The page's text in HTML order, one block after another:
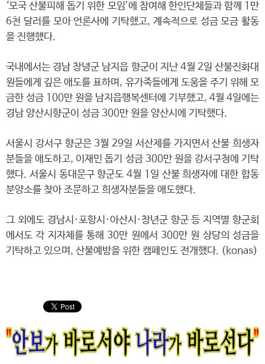
‘모국 산불피해 돕기 위한 모임’에 참여해 한인단체들과 함께 1만
6천 달러를 모아 언론사에 기탁했고, 계속적으로 성금 모금 활동
을 진행했다.
국내에서는 경남 창녕군 남지읍 향군이 지난 4월 2일 산불진화대
원들에게 깊은 애도를 표하며, 유가족들에게 도움을 주기 위해 모
금한 성금 100만 원을 남지읍행복센터에 기부했고, 4월 4일에는
경남 양산시향군이 성금 300만 원을 양산시에 기탁했다.
서울시 강서구 향군은 3월 29일 서산제를 가지면서 산불 희생자
분들을 애도하고, 이재민 돕기 성금 300만 원을 강서구청에 기탁
했다. 서울시 동대문구 향군도 4월 1일 산불 희생자에 대한 합동
분양소를 찾아 조문하고 희생자분들을 애도했다.
그 외에도 경남시·포항시·아산시·창년군 향군 등 지역별 향군회
에서도 각 지자체를 통해 30만 원에서 300만 원 상당의 성금을
기탁하고 있으며, 산불예방을 위한 캠페인도 전개했다. (konas)